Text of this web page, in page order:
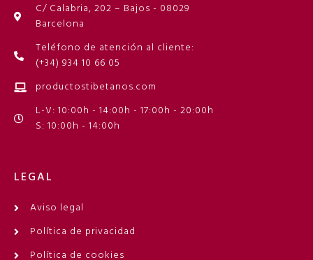
C/ Calabria, 202 – Bajos - 08029
Barcelona
Teléfono de atención al cliente:
(+34) 934 10 66 05
productostibetanos.com
L-V: 10:00h - 14:00h - 17:00h - 20:00h
S: 10:00h - 14:00h
LEGAL
Aviso legal
Política de privacidad
Política de cookies